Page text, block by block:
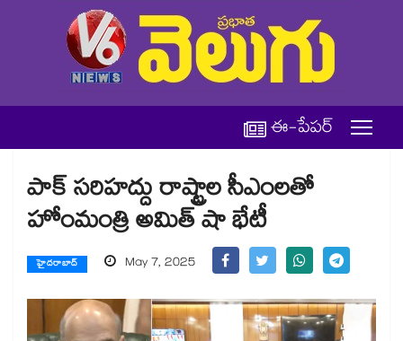
ఈ-పేపర్
పాక్ సరిహద్దు రాష్ట్రాల సీఎంలతో
హోంమంత్రి అమిత్ షా భేటీ
హైదరాబాద్ May 7, 2025